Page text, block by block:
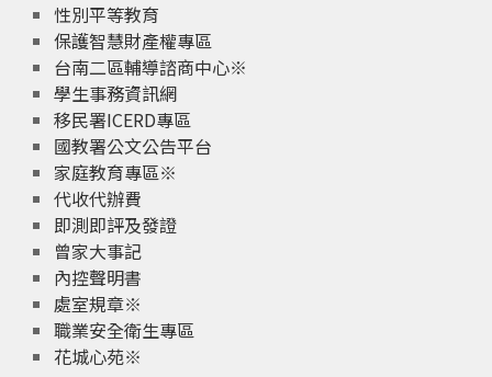
性別平等教育
保護智慧財產權專區
台南二區輔導諮商中心※
學生事務資訊網
移民署ICERD專區
國教署公文公告平台
家庭教育專區※
代收代辦費
即測即評及發證
曾家大事記
內控聲明書
處室規章※
職業安全衛生專區
花城心苑※